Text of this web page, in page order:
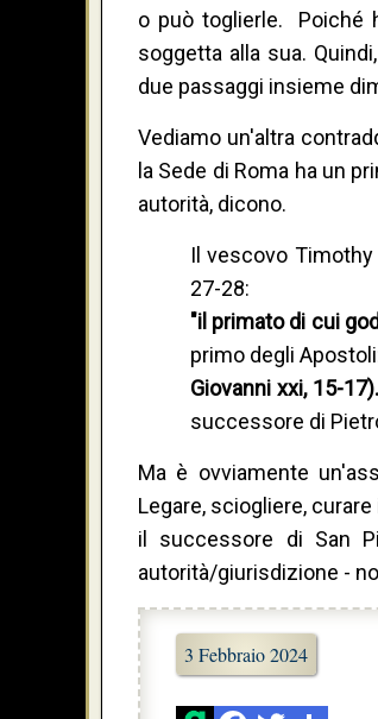
o può toglierle. Poiché
soggetta alla sua.
due passaggi insieme
Vediamo un'altra
la Sede di Roma ha un
autorità, dicono.
Il vescovo Timothy
27-28:
"il primato di cui
primo degli
Giovanni xxi, 15-
successore di
Ma è ovviamente
Legare, sciogliere,
il successore di San
autorità/giurisdizione -
3 Febbraio 2024